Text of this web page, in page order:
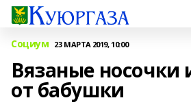
Социум 23 МАРТА 2019, 10:00
Вязаные носочки
от бабушки